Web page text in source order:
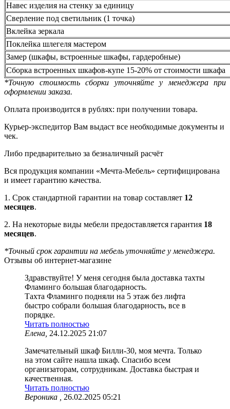
Навес изделия на стенку за единицу
Сверление под светильник (1 точка)
Вклейка зеркала
Поклейка шлегеля мастером
Замер (шкафы, встроенные шкафы, гардеробные)
Сборка встроенных шкафов-купе 15-20% от стоимости шкафа
*Точную стоимость сборки уточняйте у менеджера при
оформлении заказа.
Оплата производится в рублях: при получении товара.
Курьер-экспедитор Вам выдаст все необходимые документы и
чек.
Либо предварительно за безналичный расчёт
Вся продукция компании «Мечта-Мебель» сертифицирована
и имеет гарантию качества.
1. Срок стандартной гарантии на товар составляет 12
месяцев.
2. На некоторые виды мебели предоставляется гарантия 18
месяцев.
*Точный срок гарантии на мебель уточняйте у менеджера.
Отзывы об интернет-магазине
Здравствуйте! У меня сегодня была доставка тахты
Фламинго большая благодарность.
Тахта Фламинго подняли на 5 этаж без лифта
быстро собрали большая благодарность, все в
порядке.
Читать полностью
Елена, 24.12.2025 21:07
Замечательный шкаф Билли-30, моя мечта. Только
на этом сайте нашла шкаф. Спасибо всем
организаторам, сотрудникам. Доставка быстрая и
качественная.
Читать полностью
Вероника ,
26.02.2025 05:21